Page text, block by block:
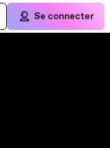
Se connecter